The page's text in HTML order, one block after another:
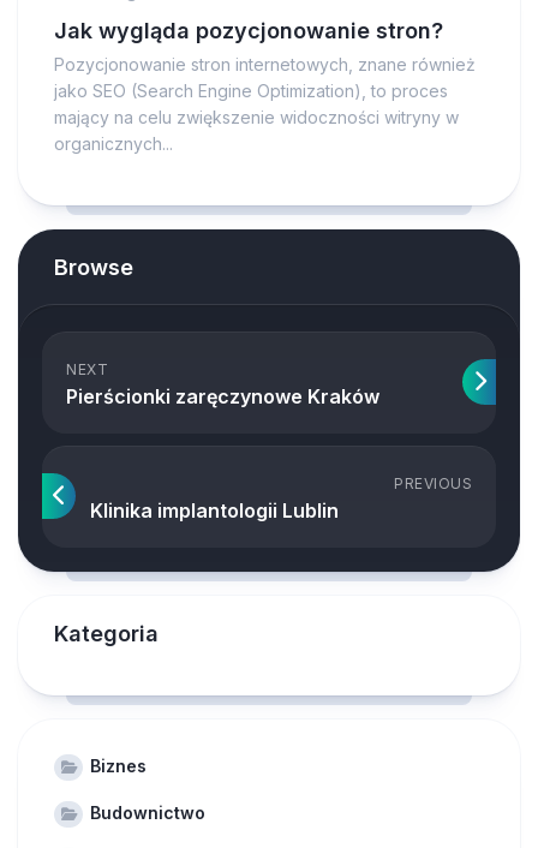
Jak wygląda pozycjonowanie stron?
Pozycjonowanie stron internetowych, znane również
jako SEO (Search Engine Optimization), to proces
mający na celu zwiększenie widoczności witryny w
organicznych...
Browse
NEXT
Pierścionki zaręczynowe Kraków
PREVIOUS
Klinika implantologii Lublin
Kategoria
Biznes
Budownictwo